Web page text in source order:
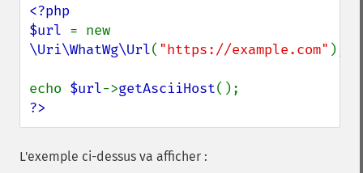
<?php
$url
\Uri\WhatWg\Url( "https://example.com" );
echo $url->getAsciiHost
?>
L'exemple ci-dessus va afficher :